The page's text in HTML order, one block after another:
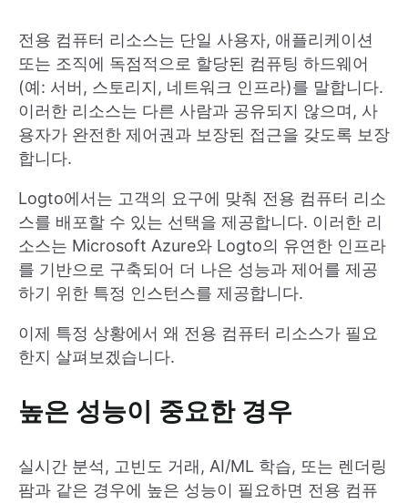
전용 컴퓨터 리소스는 단일 사용자, 애플리케이션
또는 조직에 독점적으로 할당된 컴퓨팅 하드웨어
(예: 서버, 스토리지, 네트워크 인프라)를 말합니다.
이러한 리소스는 다른 사람과 공유되지 않으며, 사
용자가 완전한 제어권과 보장된 접근을 갖도록 보장
합니다.
Logto에서는 고객의 요구에 맞춰 전용 컴퓨터 리소
스를 배포할 수 있는 선택을 제공합니다. 이러한 리
소스는 Microsoft Azure와 Logto의 유연한 인프라
를 기반으로 구축되어 더 나은 성능과 제어를 제공
하기 위한 특정 인스턴스를 제공합니다.
이제 특정 상황에서 왜 전용 컴퓨터 리소스가 필요
한지 살펴보겠습니다.
높은 성능이 중요한 경우
실시간 분석, 고빈도 거래, AI/ML 학습, 또는 렌더링
팜과 같은 경우에 높은 성능이 필요하면 전용 컴퓨